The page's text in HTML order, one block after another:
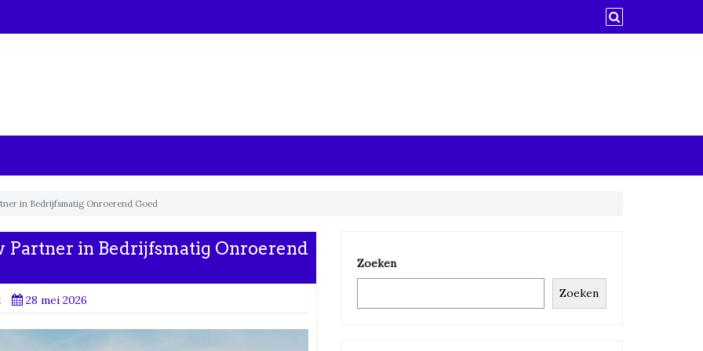
in Bedrijfsmatig Onroerend Goed
Partner in Bedrijfsmatig Onroerend
28 mei 2026
Zoeken
Zoeken